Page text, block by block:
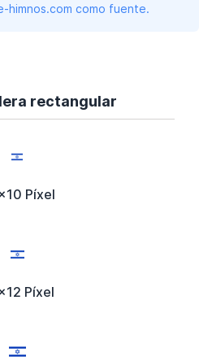
himnos.com como fuente.
rectangular
Píxel
Píxel